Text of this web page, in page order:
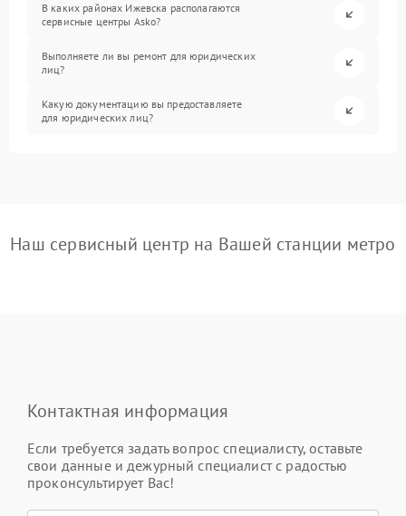
В каких районах Ижевска располагаются
сервисные центры Asko?
Выполняете ли вы ремонт для юридических
лиц?
Какую документацию вы предоставляете
для юридических лиц?
Наш сервисный центр на Вашей станции метро
Контактная информация
Если требуется задать вопрос специалисту, оставьте
свои данные и дежурный специалист с радостью
проконсультирует Вас!